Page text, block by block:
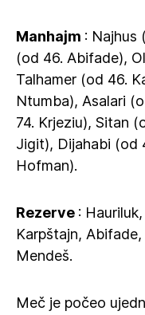
Manhajm : Najhus
(od 46. Abifade),
Talhamer (od 46.
Ntumba), Asalari
74. Krjeziu), Sitan
Jigit), Dijahabi (od
Hofman).
Rezerve :
Karpštajn,
Mendeš.
Meč je počeo